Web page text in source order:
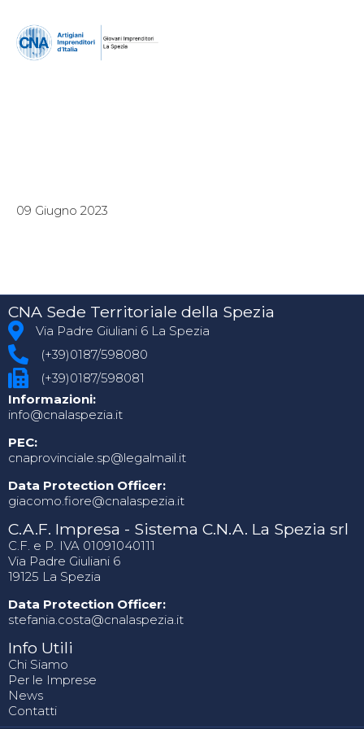
09 Giugno 2023
CNA Sede Territoriale della Spezia
Via Padre Giuliani 6 La Spezia
(+39)0187/598080
(+39)0187/598081
Informazioni:
info@cnalaspezia.it
PEC:
cnaprovinciale.sp@legalmail.it
Data Protection Officer:
giacomo.fiore@cnalaspezia.it
C.A.F. Impresa - Sistema C.N.A. La Spezia srl
C.F. e P. IVA 01091040111
Via Padre Giuliani 6
19125 La Spezia
Data Protection Officer:
stefania.costa@cnalaspezia.it
Info Utili
Chi Siamo
Per le Imprese
News
Contatti